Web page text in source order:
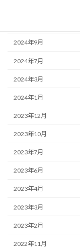
2024年9月
2024年7月
2024年3月
2024年1月
2023年12月
2023年10月
2023年7月
2023年6月
2023年4月
2023年3月
2023年2月
2022年11月